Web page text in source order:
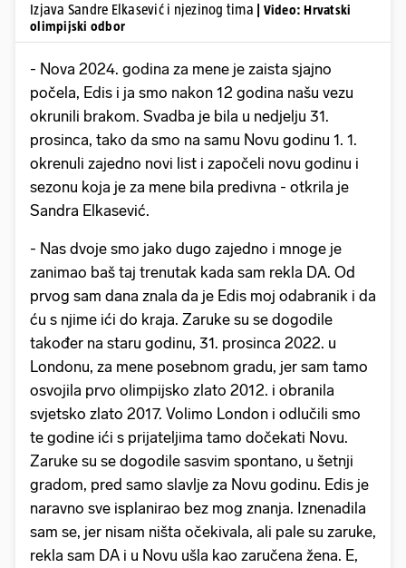
Izjava Sandre Elkasević i njezinog tima
| Video: Hrvatski
olimpijski odbor
- Nova 2024. godina za mene je zaista sjajno
počela, Edis i ja smo nakon 12 godina našu vezu
okrunili brakom. Svadba je bila u nedjelju 31.
prosinca, tako da smo na samu Novu godinu 1. 1.
okrenuli zajedno novi list i započeli novu godinu i
sezonu koja je za mene bila predivna - otkrila je
Sandra Elkasević.
- Nas dvoje smo jako dugo zajedno i mnoge je
zanimao baš taj trenutak kada sam rekla DA. Od
prvog sam dana znala da je Edis moj odabranik i da
ću s njime ići do kraja. Zaruke su se dogodile
također na staru godinu, 31. prosinca 2022. u
Londonu, za mene posebnom gradu, jer sam tamo
osvojila prvo olimpijsko zlato 2012. i obranila
svjetsko zlato 2017. Volimo London i odlučili smo
te godine ići s prijateljima tamo dočekati Novu.
Zaruke su se dogodile sasvim spontano, u šetnji
gradom, pred samo slavlje za Novu godinu. Edis je
naravno sve isplanirao bez mog znanja. Iznenadila
sam se, jer nisam ništa očekivala, ali pale su zaruke,
rekla sam DA i u Novu ušla kao zaručena žena. E,